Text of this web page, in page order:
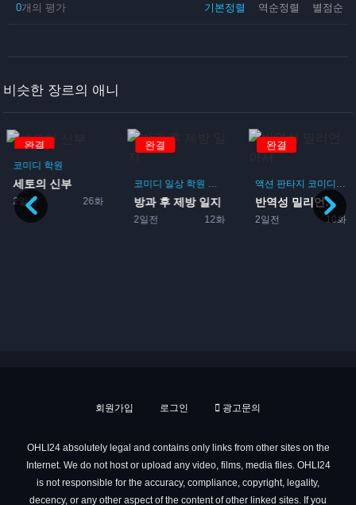
기본정렬 역순정렬 별점순
0개의 평가
비슷한 장르의 애니
임
완결
코미디 학원
세토의 신부
2일전 26화
완결
코미디 일상 학원 드라마 부활동
방과 후 제방 일지
2일전 12화
완결
액션 판타지 코미디 모
반역성 밀리언아서
2일전 10화
회원가입 로그인 광고문의
OHLI24 absolutely legal and contains only links from other sites on the
Internet. We do not host or upload any video, films, media files. OHLI24
is not responsible for the accuracy, compliance, copyright, legality,
decency, or any other aspect of the content of other linked sites. If you